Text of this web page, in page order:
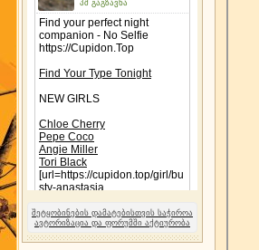
შეტყობინების დამატებისთვის საჭიროა
ავტორიზაცია და ფორუმში აქტიურობა